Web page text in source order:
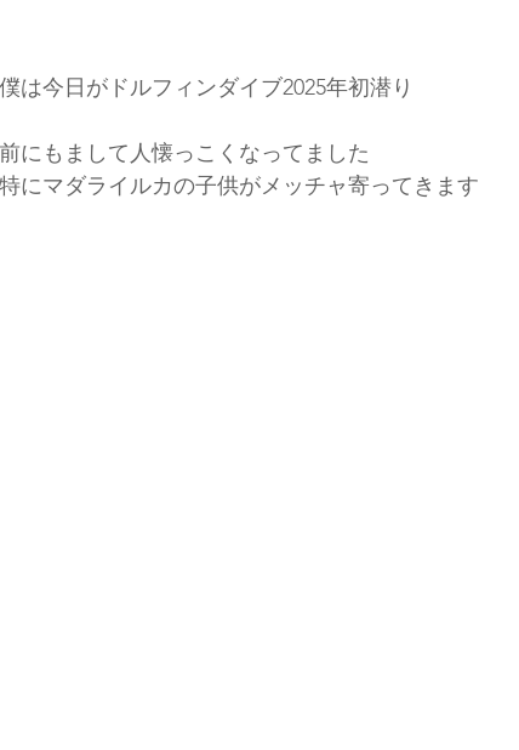
僕は今日がドルフィンダイブ2025年初潜り
前にもまして人懐っこくなってました
特にマダライルカの子供がメッチャ寄ってきます